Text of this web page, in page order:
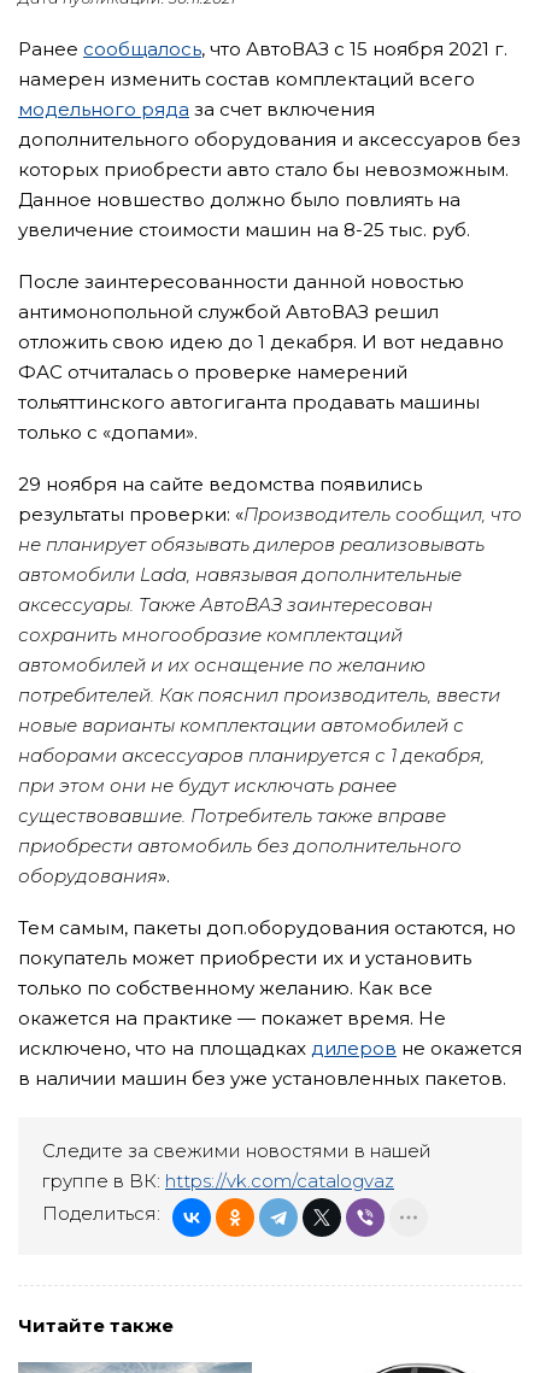
Ранее сообщалось, что АвтоВАЗ с 15 ноября 2021 г.
намерен изменить состав комплектаций всего
модельного ряда за счет включения
дополнительного оборудования и аксессуаров без
которых приобрести авто стало бы невозможным.
Данное новшество должно было повлиять на
увеличение стоимости машин на 8-25 тыс. руб.
После заинтересованности данной новостью
антимонопольной службой АвтоВАЗ решил
отложить свою идею до 1 декабря. И вот недавно
ФАС отчиталась о проверке намерений
тольяттинского автогиганта продавать машины
только с «допами».
29 ноября на сайте ведомства появились
результаты проверки: «Производитель сообщил, что
не планирует обязывать дилеров реализовывать
автомобили Lada, навязывая дополнительные
аксессуары. Также АвтоВАЗ заинтересован
сохранить многообразие комплектаций
автомобилей и их оснащение по желанию
потребителей. Как пояснил производитель, ввести
новые варианты комплектации автомобилей с
наборами аксессуаров планируется с 1 декабря,
при этом они не будут исключать ранее
существовавшие. Потребитель также вправе
приобрести автомобиль без дополнительного
оборудования».
Тем самым, пакеты доп.оборудования остаются, но
покупатель может приобрести их и установить
только по собственному желанию. Как все
окажется на практике — покажет время. Не
исключено, что на площадках дилеров не окажется
в наличии машин без уже установленных пакетов.
Следите за свежими новостями в нашей
группе в ВК: https://vk.com/catalogvaz
Поделиться:
Читайте также